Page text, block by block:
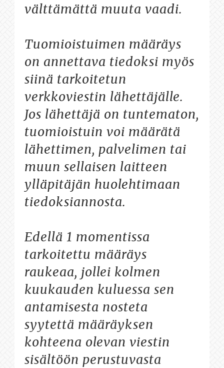
välttämättä muuta vaadi.
Tuomioistuimen määräys
on annettava tiedoksi myös
siinä tarkoitetun
verkkoviestin lähettäjälle.
Jos lähettäjä on tuntematon,
tuomioistuin voi määrätä
lähettimen, palvelimen tai
muun sellaisen laitteen
ylläpitäjän huolehtimaan
tiedoksiannosta.
Edellä 1 momentissa
tarkoitettu määräys
raukeaa, jollei kolmen
kuukauden kuluessa sen
antamisesta nosteta
syytettä määräyksen
kohteena olevan viestin
sisältöön perustuvasta